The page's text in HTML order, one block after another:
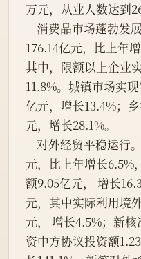
万元，从业人数达到
176.14亿元，比上年增
其中，限额以上企业
11.8%。城镇市场实
亿元，增长13.4%；
元，增长28.1%。
元，比上年增长6.5%
额9.05亿元， 增长
元，其中实际利用境
元， 增长4.5%；新
资中方协议投资额